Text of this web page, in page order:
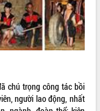
chú trọng công tác bồi
người lao động, nhất